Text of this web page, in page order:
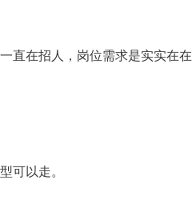
直在招人，岗位需求是实实在在
可以走。